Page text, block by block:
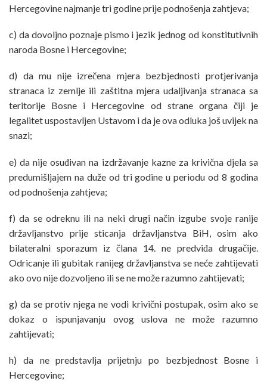
Hercegovine najmanje tri godine prije podnošenja zahtjeva;
c) da dovoljno poznaje pismo i jezik jednog od konstitutivnih
naroda Bosne i Hercegovine;
d) da mu nije izrečena mjera bezbjednosti protjerivanja
stranaca iz zemlje ili zaštitna mjera udaljivanja stranaca sa
teritorije Bosne i Hercegovine od strane organa čiji je
legalitet uspostavljen Ustavom i da je ova odluka još uvijek na
snazi;
e) da nije osuđivan na izdržavanje kazne za krivična djela sa
predumišljajem na duže od tri godine u periodu od 8 godina
od podnošenja zahtjeva;
f) da se odreknu ili na neki drugi način izgube svoje ranije
državljanstvo prije sticanja državljanstva BiH, osim ako
bilateralni sporazum iz člana 14. ne predviđa drugačije.
Odricanje ili gubitak ranijeg državljanstva se neće zahtijevati
ako ovo nije dozvoljeno ili se ne može razumno zahtijevati;
g) da se protiv njega ne vodi krivični postupak, osim ako se
dokaz o ispunjavanju ovog uslova ne može razumno
zahtijevati;
h) da ne predstavlja prijetnju po bezbjednost Bosne i
Hercegovine;